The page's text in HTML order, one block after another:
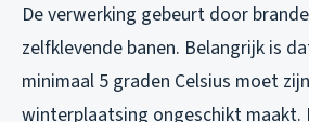
De verwerking gebeurt door
zelfklevende banen. Belangrijk is
minimaal 5 graden Celsius moet
winterplaatsing ongeschikt maakt.